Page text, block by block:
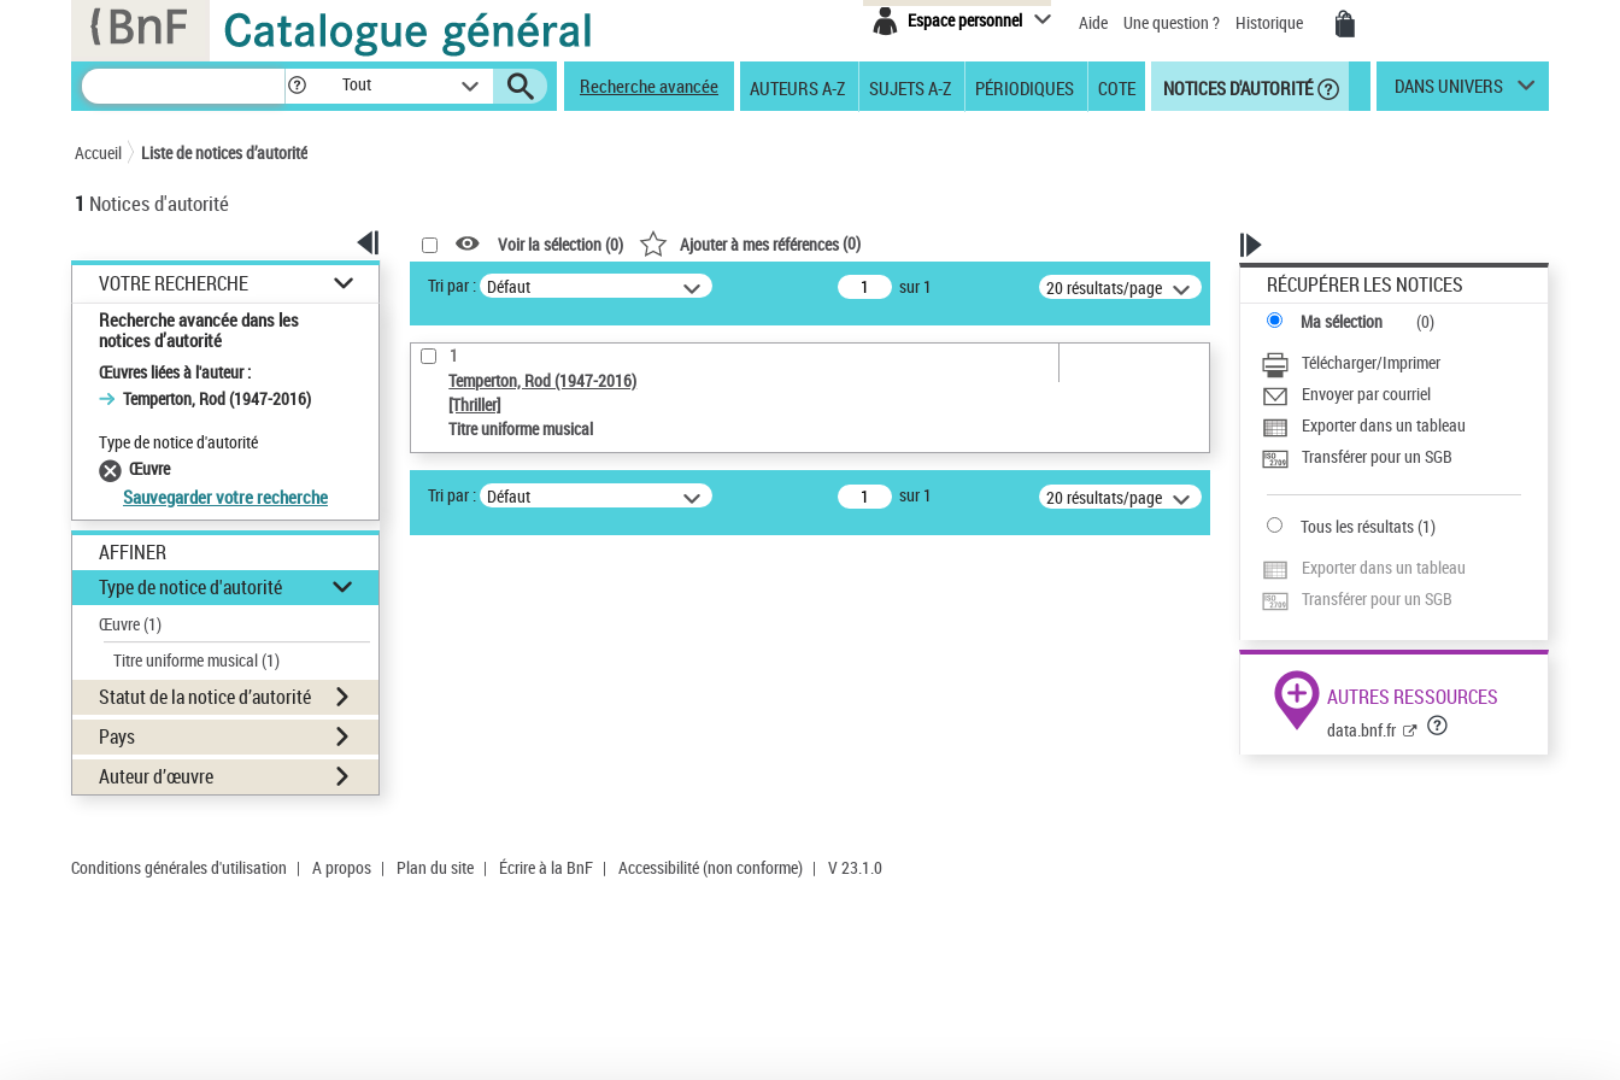
Espace personnel Aide Une question ? Historique
Tout Recherche avancée AUTEURS A-Z SUJETS A-Z PÉRIODIQUES COTE NOTICES D'AUTORITÉ DANS UNIVERS
Accueil Liste de notices d’autorité
1 Notices d'autorité
VOTRE RECHERCHE
Recherche avancée dans les
notices d’autorité
Œuvres liées à l'auteur :
Temperton, Rod (1947-2016)
Type de notice d'autorité
Œuvre
Sauvegarder votre recherche
AFFINER
Type de notice d'autorité
Œuvre(1)
Titre uniforme musical(1)
Statut de la notice d’autorité
Pays
Auteur d’œuvre
Voir la sélection (0) Ajouter à mes références(0)
Tri par : Défaut sur 1 20 résultats/page
1
Temperton, Rod (1947-2016)
[Thriller]
Titre uniforme musical
Tri par : Défaut sur 1 20 résultats/page
RÉCUPÉRER LES NOTICES
Ma sélection (0)
Télécharger/Imprimer
Envoyer par courriel
Exporter dans un tableau
Transférer pour un SGB
Tous les résultats(1)
Exporter dans un tableau
Transférer pour un SGB
AUTRES RESSOURCES
data.bnf.fr
Conditions générales d'utilisation | A propos | Plan du site | Écrire à la BnF | Accessibilité (non conforme) | V 23.1.0
Panneau de gestion des cookies